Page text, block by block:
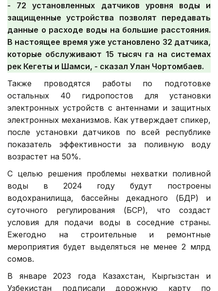
- 72 установленных датчиков уровня воды и
защищенные устройства позволят передавать
данные о расходе воды на большие расстояния.
В настоящее время уже установлено 32 датчика,
которые обслуживают 15 тысяч га на системах
рек Кегеты и Шамси, - сказал Улан Чортомбаев.
Также проводятся работы по подготовке
остальных 40 гидропостов для установки
электронных устройств с антеннами и защитных
электронных механизмов. Как утверждает спикер,
после установки датчиков по всей республике
показатель эффективности за поливную воду
возрастет на 50%.
С целью решения проблемы нехватки поливной
воды в 2024 году будут построены
водохранилища, бассейны декадного (БДР) и
суточного регулирования (БСР), что создаст
условия для подачи воды в соседние страны.
Ежегодно на строительные и ремонтные
мероприятия будет выделяться не менее 2 млрд
сомов.
В январе 2023 года Казахстан, Кыргызстан и
Узбекистан подписали дорожную карту по